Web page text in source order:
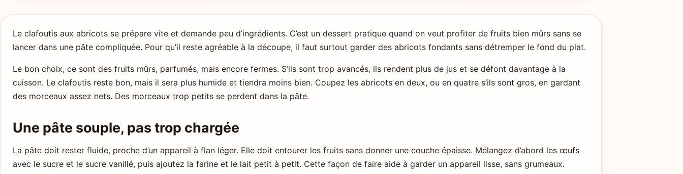
Le clafoutis aux abricots se prépare vite et demande peu d’ingrédients. C’est un dessert pratique quand on veut profiter de fruits bien mûrs sans se
lancer dans une pâte compliquée. Pour qu’il reste agréable à la découpe, il faut surtout garder des abricots fondants sans détremper le fond du plat.
Le bon choix, ce sont des fruits mûrs, parfumés, mais encore fermes. S’ils sont trop avancés, ils rendent plus de jus et se défont davantage à la
cuisson. Le clafoutis reste bon, mais il sera plus humide et tiendra moins bien. Coupez les abricots en deux, ou en quatre s’ils sont gros, en gardant
des morceaux assez nets. Des morceaux trop petits se perdent dans la pâte.
Une pâte souple, pas trop chargée
La pâte doit rester fluide, proche d’un appareil à flan léger. Elle doit entourer les fruits sans donner une couche épaisse. Mélangez d’abord les œufs
avec le sucre et le sucre vanillé, puis ajoutez la farine et le lait petit à petit. Cette façon de faire aide à garder un appareil lisse, sans grumeaux.